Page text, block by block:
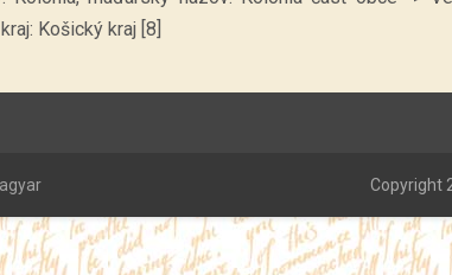
Košický kraj [8]
Copyright